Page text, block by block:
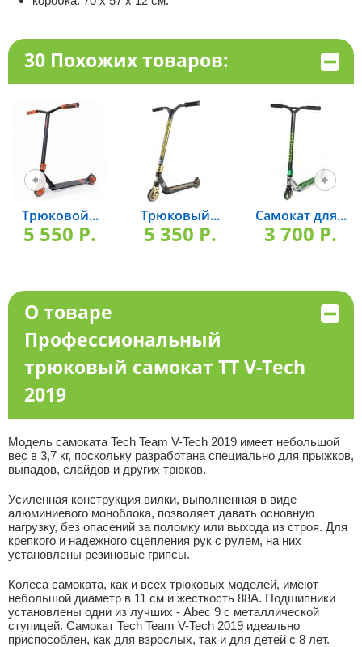
30 Похожих товаров:
Трюковой...
5 550 P.
Трюковый...
5 350 P.
Самокат для...
3 700 P.
О товаре
Профессиональный
трюковый самокат TT V-Tech
2019
Модель самоката Tech Team V-Tech 2019 имеет небольшой
вес в 3,7 кг, поскольку разработана специально для прыжков,
выпадов, слайдов и других трюков.
Усиленная конструкция вилки, выполненная в виде
алюминиевого моноблока, позволяет давать основную
нагрузку, без опасений за поломку или выхода из строя. Для
крепкого и надежного сцепления рук с рулем, на них
установлены резиновые грипсы.
Колеса самоката, как и всех трюковых моделей, имеют
небольшой диаметр в 11 см и жесткость 88А. Подшипники
установлены одни из лучших - Abec 9 с металлической
ступицей. Самокат Tech Team V-Tech 2019 идеально
приспособлен, как для взрослых, так и для детей с 8 лет.